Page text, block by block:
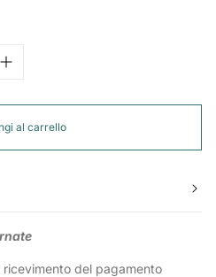
al carrello
del pagamento